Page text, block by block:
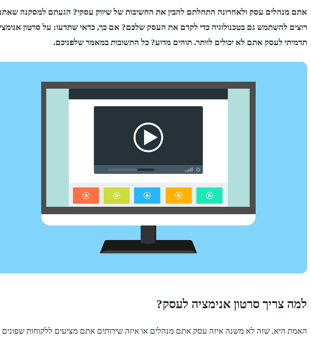
אתם מנהלים עסק ולאחרונה התחלתם להבין את החשיבות של שיווק עסקי? הגעתם למסקנה
רוצים להשתמש גם בטכנולוגיה כדי לקדם את העסק שלכם? אם כך, כדאי שתדעו: על סרטון
תדמיתי לעסק אתם לא יכולים לוותר. תוהים מדוע? כל התשובות במאמר שלפניכם.
למה צריך סרטון אנימציה לעסק?
האמת היא, שזה לא משנה איזה עסק אתם מנהלים או איזה שירותים אתם מציעים ללקוחות שפונים